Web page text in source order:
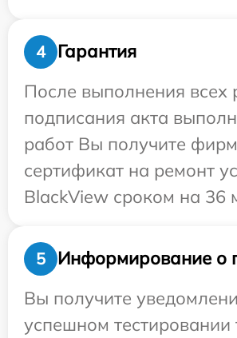
4
Гарантия
После выполнения всех
подписания акта
работ Вы получите
сертификат на ремонт
BlackView сроком на 36
5
Информирование о
Вы получите
успешном тестировании